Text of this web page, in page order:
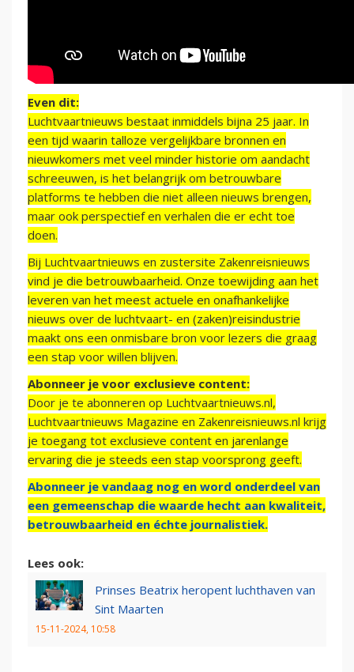
Even dit:
Luchtvaartnieuws bestaat inmiddels bijna 25 jaar. In
een tijd waarin talloze vergelijkbare bronnen en
nieuwkomers met veel minder historie om aandacht
schreeuwen, is het belangrijk om betrouwbare
platforms te hebben die niet alleen nieuws brengen,
maar ook perspectief en verhalen die er echt toe
doen.
Bij Luchtvaartnieuws en zustersite Zakenreisnieuws
vind je die betrouwbaarheid. Onze toewijding aan het
leveren van het meest actuele en onafhankelijke
nieuws over de luchtvaart- en (zaken)reisindustrie
maakt ons een onmisbare bron voor lezers die graag
een stap voor willen blijven.
Abonneer je voor exclusieve content:
Door je te abonneren op Luchtvaartnieuws.nl,
Luchtvaartnieuws Magazine en Zakenreisnieuws.nl krijg
je toegang tot exclusieve content en jarenlange
ervaring die je steeds een stap voorsprong geeft.
Abonneer je vandaag nog en word onderdeel van
een gemeenschap die waarde hecht aan kwaliteit,
betrouwbaarheid en échte journalistiek.
Lees ook:
Prinses Beatrix heropent luchthaven van
Sint Maarten
15-11-2024, 10:58